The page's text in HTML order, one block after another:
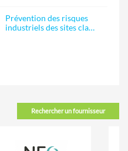
Prévention des risques
industriels des sites cla…
Rechercher un fournisseur